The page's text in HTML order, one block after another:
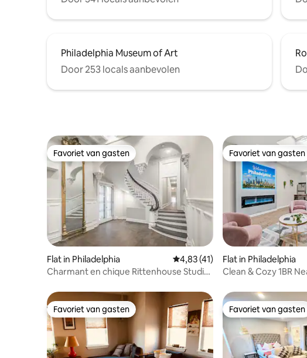
Philadelphia Museum of Art
Door 253 locals aanbevolen
Favoriet van gasten
Favoriet van gasten
Flat in Philadelphia Gemiddelde beoordeling van
4,83 (41)
Charmant en chique Rittenhouse Studio
Favoriet van gasten
Favoriet van gasten
Flat in Philadelphia
Clean & Cozy 1BR
Favoriet van gasten
Favoriet van gasten Favoriet van gasten
Favoriet van gasten